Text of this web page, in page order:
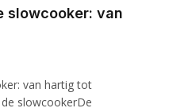
slowcooker: van
van hartig tot
slowcookerDe